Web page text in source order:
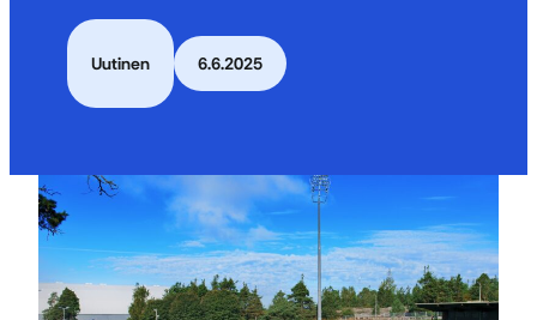
Uutinen 6.6.2025